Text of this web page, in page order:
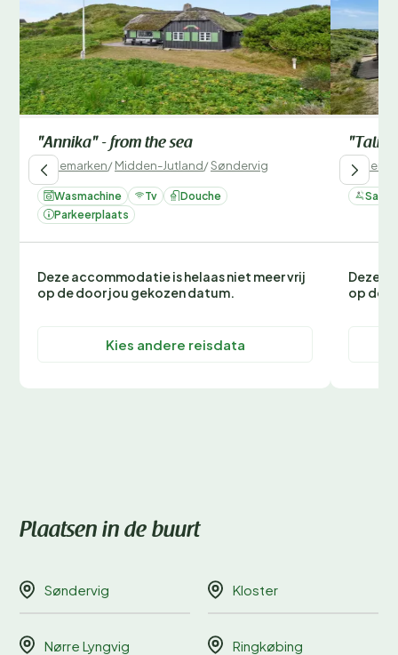
"Annika" - from the sea
Denemarken/Midden-Jutland/Søndervig
Wasmachine Tv
Douche
Parkeerplaats
Deze accommodatie is helaas niet meer vrij
op de door jou gekozen datum.
Kies andere reisdata
"Talia"
Sauna
Deze
op de
Plaatsen in de buurt
Søndervig Kloster
Nørre Lyngvig Ringkøbing